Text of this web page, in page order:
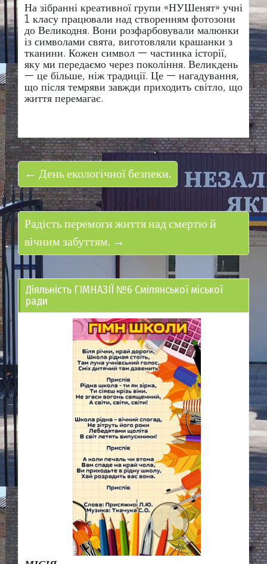
На зібранні креативної групи «НУШенят» учні
1 класу працювали над створенням фотозони
до Великодня. Вони розфарбовували малюнки
із символами свята, виготовляли крашанки з
тканини. Кожен символ — частинка історії,
яку ми передаємо через покоління. Великдень
— це більше, ніж традиції. Це — нагадування,
що після темряви завжди приходить світло, що
життя перемагає.
← День екологічної безпеки.
Радість перемоги життя над смертю й
вічним забуттям. →
Діяльність ГІМНАЗІЇ №6 Смілянської міської
ради